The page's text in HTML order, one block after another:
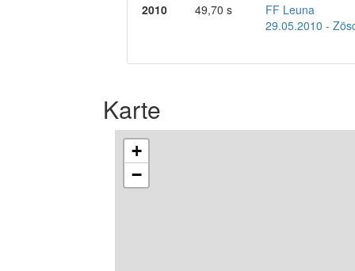
2010
49,70 s
FF Leuna
29.05.2010 -
Karte
+
−